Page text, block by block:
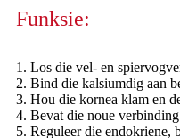
Funksie:
1. Los die vel- en
2. Bind die kalsiumdig aan
3. Hou die kornea klam en
4. Bevat die noue
5. Reguleer die endokriene,